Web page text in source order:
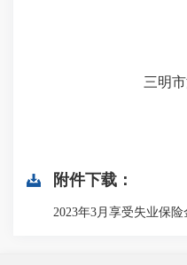
三明
附件下载：
2023年3月享受失业保